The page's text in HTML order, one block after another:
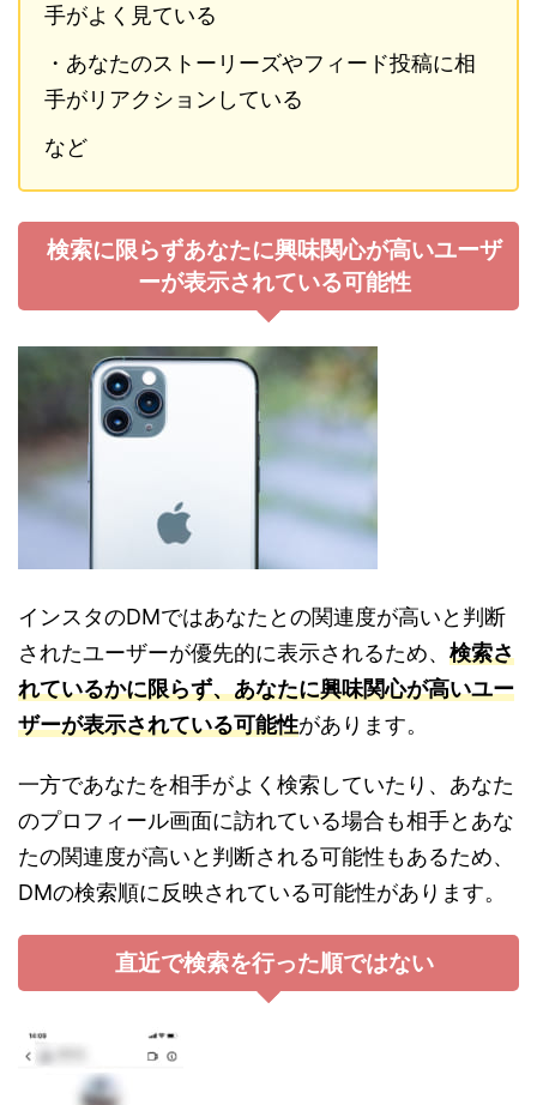
手がよく見ている
・あなたのストーリーズやフィード投稿に相
手がリアクションしている
など
検索に限らずあなたに興味関心が高いユーザ
ーが表示されている可能性
インスタのDMではあなたとの関連度が高いと判断
されたユーザーが優先的に表示されるため、 検索さ
れているかに限らず、あなたに興味関心が高いユー
ザーが表示されている可能性があります。
一方であなたを相手がよく検索していたり、あなた
のプロフィール画面に訪れている場合も相手とあな
たの関連度が高いと判断される可能性もあるため、
DMの検索順に反映されている可能性があります。
直近で検索を行った順ではない